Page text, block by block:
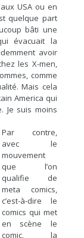
USA ou en
quelque part
bâti une
évacuait la
avoir
les X-men,
comme
Mais cela
America qui
Je suis moins
Par contre,
avec le
mouvement
que l’on
qualifie de
meta comics,
c’est-à-dire le
comics qui met
en scène le
comic, la